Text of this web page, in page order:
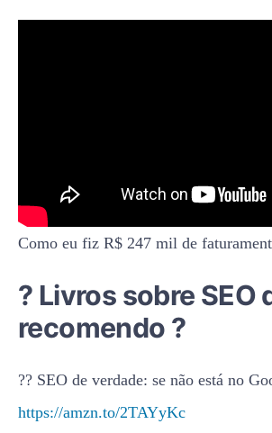
Como eu fiz R$ 247 mil de
? Livros sobre SEO
recomendo ?
?? SEO de verdade: se não está no
https://amzn.to/2TAYyKc